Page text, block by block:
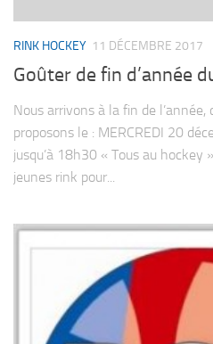
RINK HOCKEY 11 DÉCEMBRE 2017
Goûter de fin d’année
Nous arrivons à la fin de l’année,
proposons le : MERCREDI 20
jusqu’à 18h30 « Tous au
jeunes rink pour...